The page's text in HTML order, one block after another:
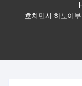
호치민시 하노이